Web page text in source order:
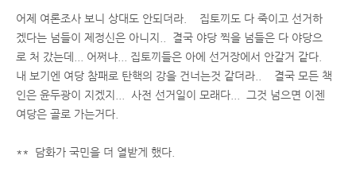
어제 여론조사 보니 상대도 안되더라. 집토끼도 다 죽이고 선거하
겠다는 넘들이 제정신은 아니지.. 결국 야당 찍을 넘들은 다 야당으
로 처 갔는데... 어쩌냐... 집토끼들은 아에 선거장에서 안갈거 같다.
내 보기엔 여당 참패로 탄핵의 강을 건너는것 같더라.. 결국 모든 책
인은 윤두광이 지겠지... 사전 선거일이 모래다... 그것 넘으면 이젠
여당은 골로 가는거다.
** 담화가 국민을 더 열받게 했다.